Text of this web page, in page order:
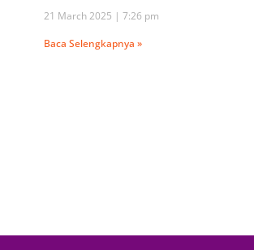
21 March 2025
7:26 pm
Baca Selengkapnya »